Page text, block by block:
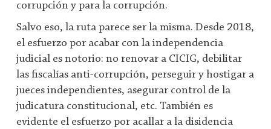
corrupción y para la corrupción.
Salvo eso, la ruta parece ser la misma. Desde 2018,
el esfuerzo por acabar con la independencia
judicial es notorio: no renovar a CICIG, debilitar
las fiscalías anti-corrupción, perseguir y hostigar a
jueces independientes, asegurar control de la
judicatura constitucional, etc. También es
evidente el esfuerzo por acallar a la disidencia